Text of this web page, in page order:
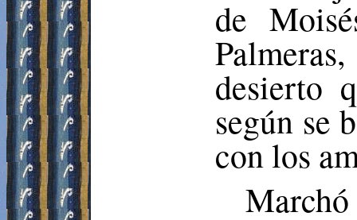
de
desierto
según se
con los